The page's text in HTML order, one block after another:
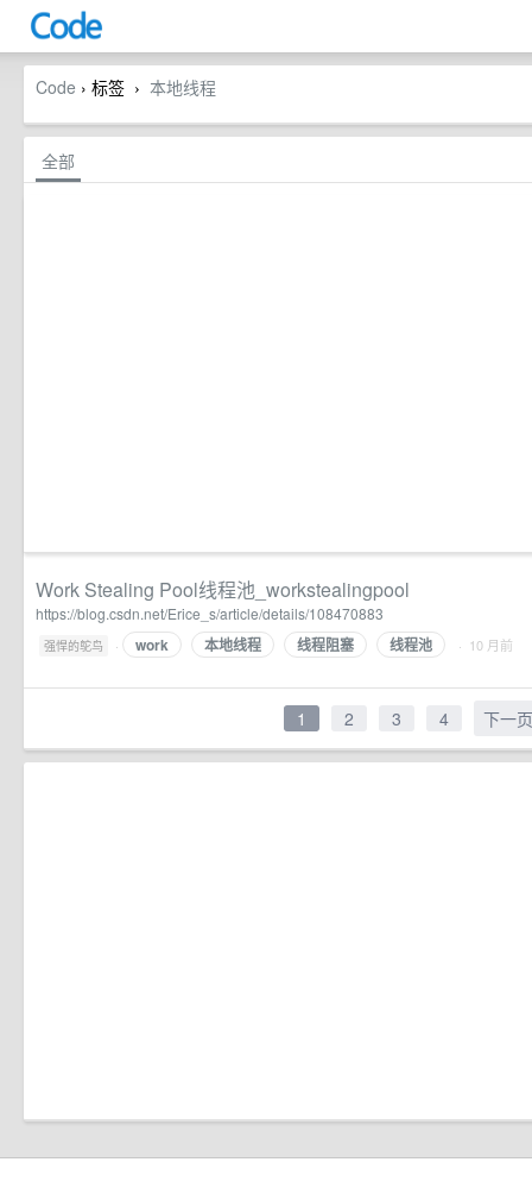
Code › 标签 › 本地线程
全部
Work Stealing Pool线程池_workstealingpool
https://blog.csdn.net/Erice_s/article/details/108470883
强悍的鸵鸟 · work 本地线程 线程阻塞 线程池 · 10 月前
1 2 3 4 下一页